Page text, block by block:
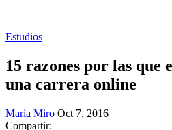
Estudios
15 razones por las que
una carrera online
Maria Miro Oct 7, 2016
Compartir: